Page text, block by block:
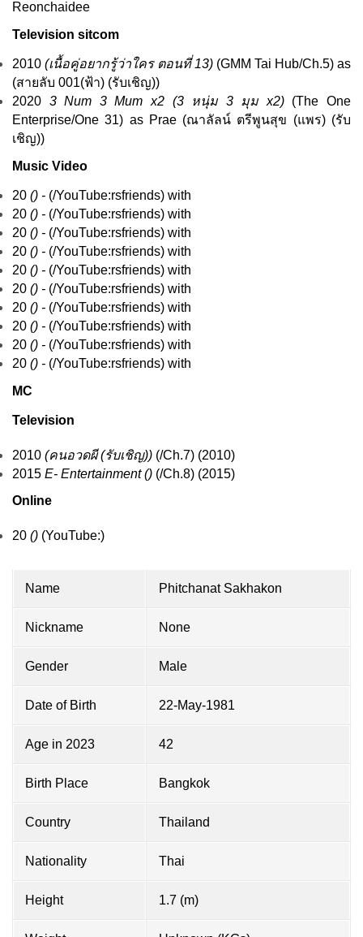
Reonchaidee
Television sitcom
2010 (เนื้อคู่อยากรู้ว่าใครตอนที่ 13) (GMM Tai Hub/Ch.5) as
(สายลับ 001(ฟ้า) (รับเชิญ))
2020 3 Num 3 Mum x2 (3 หนุ่ม 3 มุม x2)(The One
Enterprise/One 31) as Prae (ณาลัลน์ ตรีพูนสุข (แพร) (รับ
เชิญ))
Music Video
20 () - (/YouTube:rsfriends) with
20 () - (/YouTube:rsfriends) with
20 () - (/YouTube:rsfriends) with
20 () - (/YouTube:rsfriends) with
20 () - (/YouTube:rsfriends) with
20 () - (/YouTube:rsfriends) with
20 () - (/YouTube:rsfriends) with
20 () - (/YouTube:rsfriends) with
20 () - (/YouTube:rsfriends) with
20 () - (/YouTube:rsfriends) with
MC
Television
2010 (คนอวดผี (รับเชิญ)) (/Ch.7) (2010)
2015 E- Entertainment () (/Ch.8) (2015)
Online
20 () (YouTube:)
Name Phitchanat Sakhakon
Nickname None
Gender Male
Date of Birth 22-May-1981
Age in 2023 42
Birth Place Bangkok
Country Thailand
Nationality Thai
Height 1.7 (m)